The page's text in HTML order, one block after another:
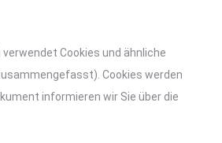
Cookies und ähnliche
Cookies werden
informieren wir Sie über die